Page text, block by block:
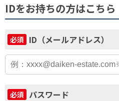
IDをお持ちの方はこちら
必須 ID（メールアドレス）
必須 パスワード